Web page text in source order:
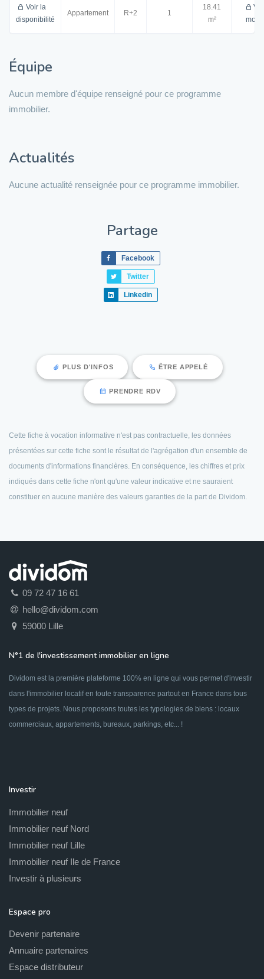
Voir la
disponibilité
Appartement R+2 1
18.41
m²
Équipe
Aucun membre d'équipe renseigné pour ce programme
immobilier.
Actualités
Aucune actualité renseignée pour ce programme immobilier.
Partage
Facebook
Twitter
Linkedin
PLUS D'INFOS ÊTRE APPELÉ
PRENDRE RDV
Cette fiche à vocation informative n'est pas contractuelle, les données
présentées sur cette fiche sont le résultat de l'agrégation d'un ensemble de
documents d'informations financières. En conséquence, les chiffres et prix
indiqués dans cette fiche n'ont qu'une valeur indicative et ne sauraient
constituer en aucune manière des valeurs garanties de la part de Dividom.
09 72 47 16 61
hello@dividom.com
59000 Lille
N°1 de l'investissement immobilier en ligne
Dividom est la première plateforme 100% en ligne qui vous permet d'investir
dans l'immobilier locatif en toute transparence partout en France dans tous
types de projets. Nous proposons toutes les typologies de biens : locaux
commerciaux, appartements, bureaux, parkings, etc... !
Investir
Immobilier neuf
Immobilier neuf Nord
Immobilier neuf Lille
Immobilier neuf Ile de France
Investir à plusieurs
Espace pro
Devenir partenaire
Annuaire partenaires
Espace distributeur